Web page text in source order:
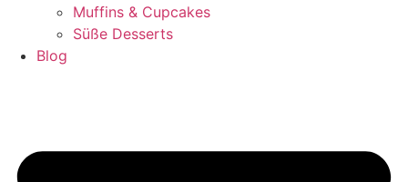
Muffins & Cupcakes
Süße Desserts
Blog